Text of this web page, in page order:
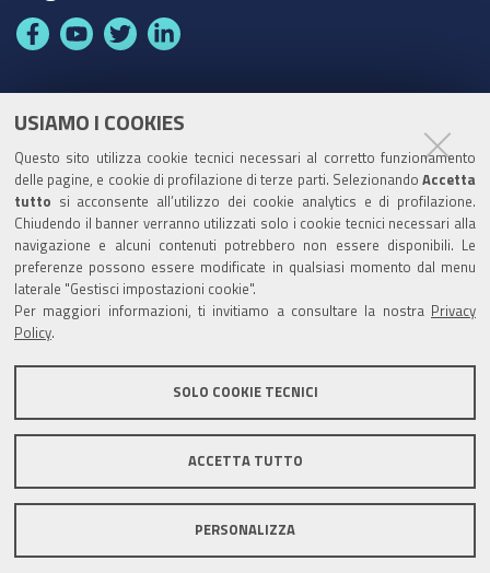
USIAMO I COOKIES
Questo sito utilizza cookie tecnici necessari al corretto funzionamento
delle pagine, e cookie di profilazione di terze parti. Selezionando Accetta
tutto si acconsente all’utilizzo dei cookie analytics e di profilazione.
Chiudendo il banner verranno utilizzati solo i cookie tecnici necessari alla
navigazione e alcuni contenuti potrebbero non essere disponibili. Le
preferenze possono essere modificate in qualsiasi momento dal menu
laterale "Gestisci impostazioni cookie".
Per maggiori informazioni, ti invitiamo a consultare la nostra
Privacy
Policy
SOLO COOKIE TECNICI
ACCETTA TUTTO
PERSONALIZZA
F
c
e
b
o
o
Y
u
t
b
e
T
i
t
e
r
L
n
k
d
I
n
Codice Univoco Ufficio:UF1SDE
I soggetti privati potranno effettuare i pagamenti
tramite PagoPA con Modalità diretta o con Avviso di
pagamento al seguente linkPaga con PagoPA
Codice IBAN per le pubbliche amministrazioni
comprese nel regime di Tesoreria Unica presso la
Banca D’Italia: IT96Z0100004306TU0000007079
Mappa del sito Privacy policy
Note legali
Area riservata Credits